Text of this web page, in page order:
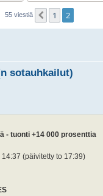
55 viestiä Edellinen
1 2
sotauhkailut)
- tuonti +14 000 prosenttia
(päivitetty to 17:39)